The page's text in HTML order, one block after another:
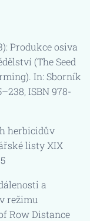
Produkce osiva
(The Seed
In: Sborník
ISBN 978-
herbicidův
listy XIX
a
režimu
Row Distance